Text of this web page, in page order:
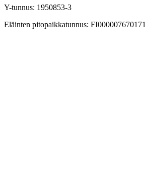
Y-tunnus: 1950853-3
Eläinten pitopaikkatunnus: FI000007670171